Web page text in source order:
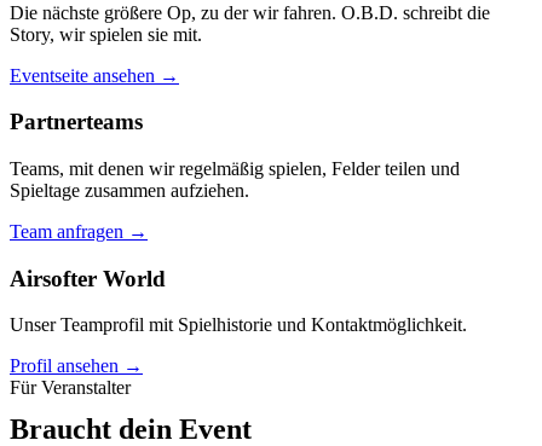
Die nächste größere Op, zu der wir fahren. O.B.D. schreibt die
Story, wir spielen sie mit.
Eventseite ansehen →
Partnerteams
Teams, mit denen wir regelmäßig spielen, Felder teilen und
Spieltage zusammen aufziehen.
Team anfragen →
Airsofter World
Unser Teamprofil mit Spielhistorie und Kontaktmöglichkeit.
Profil ansehen →
Für Veranstalter
Braucht dein Event